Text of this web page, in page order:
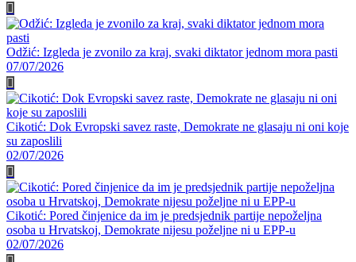
Odžić: Izgleda je zvonilo za kraj, svaki diktator jednom mora pasti
07/07/2026
Cikotić: Dok Evropski savez raste, Demokrate ne glasaju ni oni koje
su zaposlili
02/07/2026
Cikotić: Pored činjenice da im je predsjednik partije nepoželjna
osoba u Hrvatskoj, Demokrate nijesu poželjne ni u EPP-u
02/07/2026